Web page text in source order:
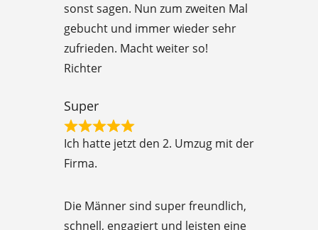
d
5
t
o
f
sonst sagen. Nun zum zweiten Mal
gebucht und immer wieder sehr
zufrieden. Macht weiter so!
Richter
Super
R
d
Ich hatte jetzt den 2. Umzug mit der
Firma.
Die Männer sind super freundlich,
schnell, engagiert und leisten eine